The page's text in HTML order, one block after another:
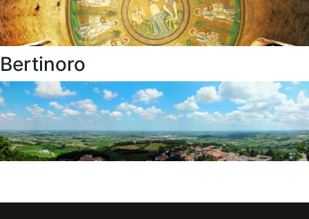
Bertinoro